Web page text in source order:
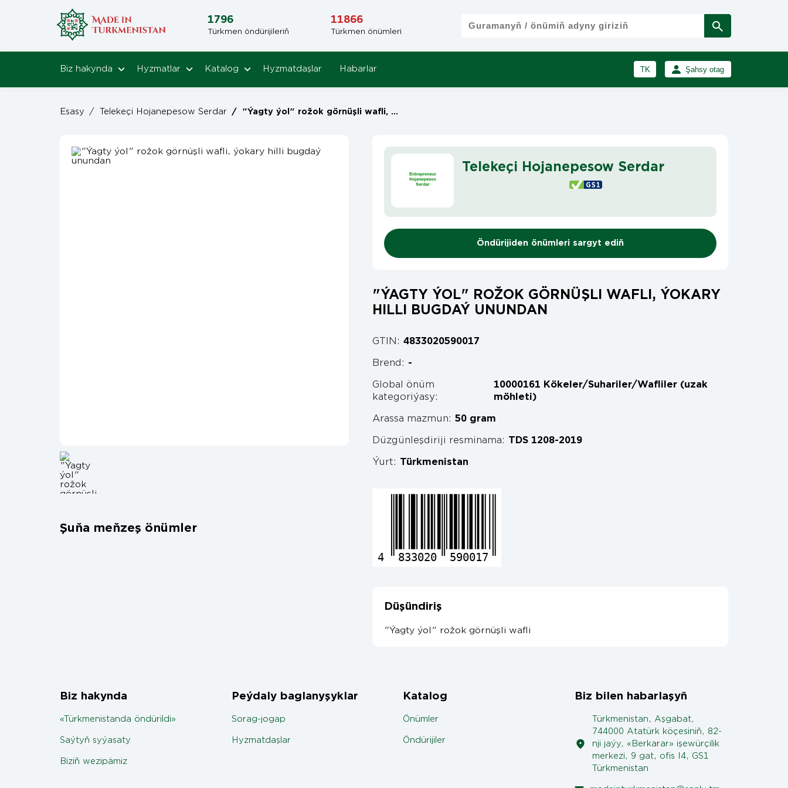
1796
Türkmen öndürijileriň
11866
Türkmen önümleri
Biz hakynda Hyzmatlar Katalog Hyzmatdaşlar Habarlar TK
RU
Şahsy otag
Esasy / Telekeçi Hojanepesow Serdar / "Ýagty ýol" rožok görnüşli wafli, ýokary hilli bugdaý unundan
Şuňa meňzeş önümler
Telekeçi Hojanepesow Serdar
Öndürijiden önümleri sargyt ediň
"ÝAGTY ÝOL" ROŽOK GÖRNÜŞLI WAFLI, ÝOKARY
HILLI BUGDAÝ UNUNDAN
GTIN: 4833020590017
Brend: -
Global önüm
kategoriýasy:
10000161 Kökeler/Suhariler/Wafliler (uzak
möhleti)
Arassa mazmun: 50 gram
Düzgünleşdiriji resminama: TDS 1208-2019
Ýurt: Türkmenistan
4 833020 590017
Düşündiriş
"Ýagty ýol" rožok görnüşli wafli
Biz hakynda
«Türkmenistanda öndürildi»
Saýtyň syýasaty
Biziň wezipämiz
Peýdaly baglanyşyklar
Sorag-jogap
Hyzmatdaşlar
Katalog
Önümler
Öndürijiler
Biz bilen habarlaşyň
Türkmenistan, Aşgabat,
744000 Atatürk köçesiniň, 82-
nji jaýy, «Berkarar» işewürçilik
merkezi, 9 gat, ofis I4, GS1
Türkmenistan